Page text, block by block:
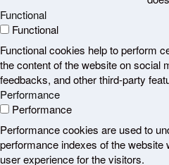
Functional
Functional
Functional cookies help to perform
the content of the website on social
feedbacks, and other third-party
Performance
Performance
Performance cookies are used to
performance indexes of the website
user experience for the visitors.